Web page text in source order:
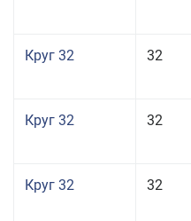
Круг 32 32
Круг 32 32
Круг 32 32